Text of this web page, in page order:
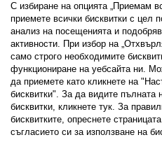
Последвайте ни:
FacebookTwitterYoutubePinterest
Политика за използване
С избиране на опцията „Приемам
приемете всички бисквитки с цел
анализ на посещенията и
активности. При избор на
само строго необходимитe
функциониране на уебсайта ни.
да приемете като кликнете на
бисквитки". За да видите пълната
бисквитки, кликнете тук. За
бисквитките, опреснете
съгласието си за използване на